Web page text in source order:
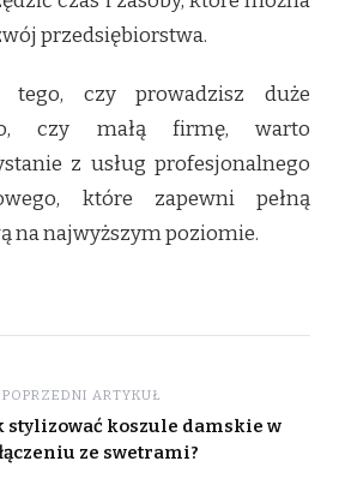
przedsiębiorstwa.
tego, czy prowadzisz duże
czy małą firmę, warto
z usług profesjonalnego
które zapewni pełną
na najwyższym poziomie.
POPRZEDNI ARTYKUŁ
stylizować koszule damskie w
ze swetrami?